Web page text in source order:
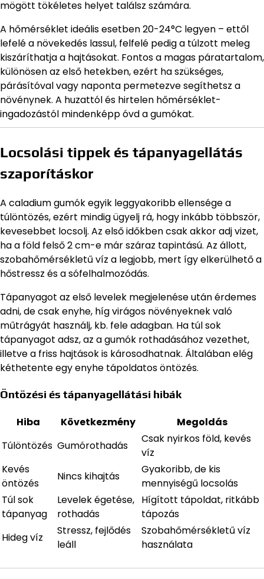
mögött tökéletes helyet találsz számára.
A hőmérséklet ideális esetben 20-24°C legyen – ettől
lefelé a növekedés lassul, felfelé pedig a túlzott meleg
kiszáríthatja a hajtásokat. Fontos a magas páratartalom,
különösen az első hetekben, ezért ha szükséges,
párásítóval vagy naponta permetezve segíthetsz a
növénynek. A huzattól és hirtelen hőmérséklet-
ingadozástól mindenképp óvd a gumókat.
Locsolási tippek és tápanyagellátás
szaporításkor
A caladium gumók egyik leggyakoribb ellensége a
túlöntözés, ezért mindig ügyelj rá, hogy inkább többször,
kevesebbet locsolj. Az első időkben csak akkor adj vizet,
ha a föld felső 2 cm-e már száraz tapintású. Az állott,
szobahőmérsékletű víz a legjobb, mert így elkerülhető a
hőstressz és a sófelhalmozódás.
Tápanyagot az első levelek megjelenése után érdemes
adni, de csak enyhe, híg virágos növényeknek való
műtrágyát használj, kb. fele adagban. Ha túl sok
tápanyagot adsz, az a gumók rothadásához vezethet,
illetve a friss hajtások is károsodhatnak. Általában elég
kéthetente egy enyhe tápoldatos öntözés.
Öntözési és tápanyagellátási hibák
Hiba Következmény
Megoldás
Túlöntözés Gumórothadás
Csak nyirkos föld, kevés
víz
Kevés
öntözés
Nincs kihajtás
Gyakoribb, de kis
mennyiségű locsolás
Túl sok
tápanyag
Levelek égetése,
rothadás
Hígított tápoldat, ritkább
tápozás
Hideg víz
Stressz, fejlődés
leáll
Szobahőmérsékletű víz
használata